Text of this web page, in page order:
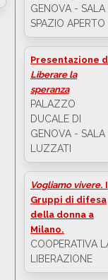
GENOVA - SALA
SPAZIO APERTO
Presentazione
Liberare la
speranza
PALAZZO
DUCALE DI
GENOVA - SALA
LUZZATI
Vogliamo vivere. I
Gruppi di difesa
della donna a
Milano.
COOPERATIVA
LIBERAZIONE